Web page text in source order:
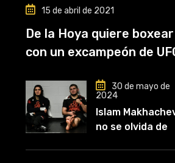
15 de abril de 2021
De la Hoya quiere boxear
con un excampeón de
30 de mayo de
2024
Islam
no se olvida de